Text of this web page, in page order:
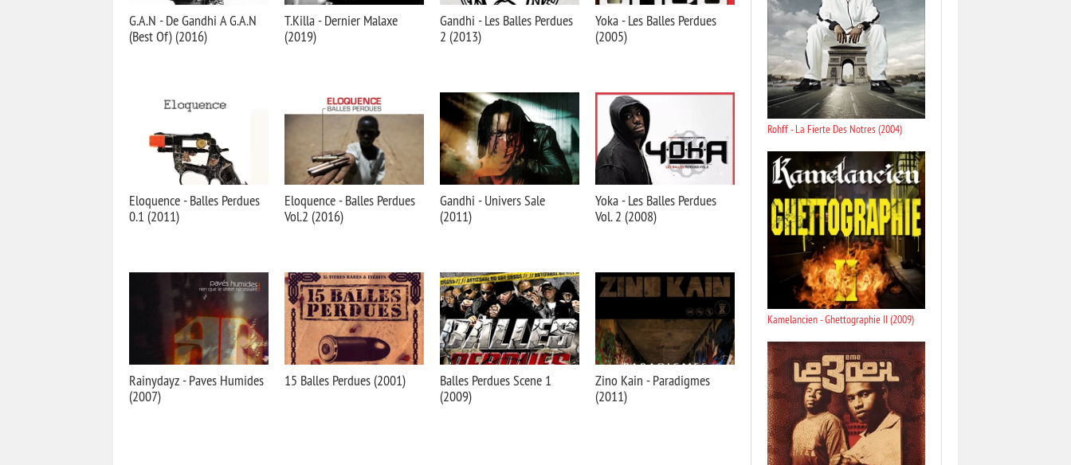
G.A.N - De Gandhi A G.A.N
(Best Of) (2016)
T.Killa - Dernier Malaxe
(2019)
Gandhi - Les Balles Perdues
2 (2013)
Yoka - Les Balles Perdues
(2005)
Eloquence - Balles Perdues
0.1 (2011)
Eloquence - Balles Perdues
Vol.2 (2016)
Gandhi - Univers Sale
(2011)
Yoka - Les Balles Perdues
Vol. 2 (2008)
Rainydayz - Paves Humides
(2007)
15 Balles Perdues (2001)
Balles Perdues Scene 1
(2009)
Zino Kain - Paradigmes
(2011)
Rohff - La Fierte Des Notres (2004)
Kamelancien - Ghettographie II (2009)